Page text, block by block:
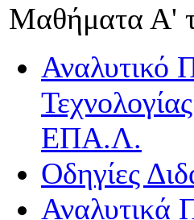
Μαθήματα Α'
Αναλυτικό
ΕΠΑ.Λ.
Οδηγίες